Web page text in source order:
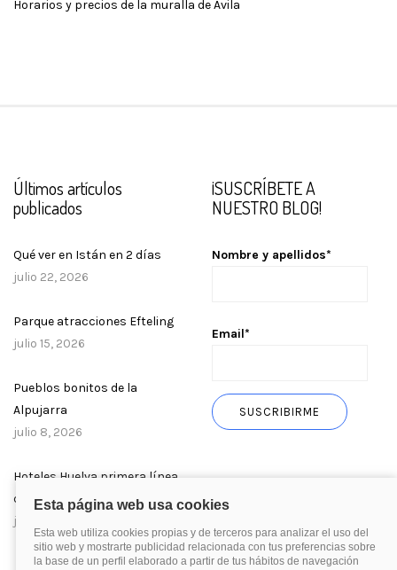
Horarios y precios de la muralla de Ávila
Últimos artículos
publicados
Qué ver en Istán en 2 días
julio 22, 2026
Parque atracciones Efteling
julio 15, 2026
Pueblos bonitos de la
Alpujarra
julio 8, 2026
Hoteles Huelva primera línea
de playa
julio 1, 2026
¡SUSCRÍBETE A
NUESTRO BLOG!
Nombre y apellidos*
Email*